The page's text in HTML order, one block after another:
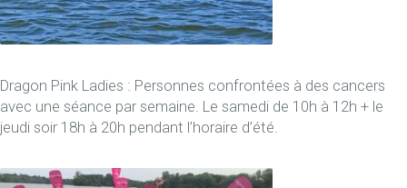
Dragon Pink Ladies : Personnes confrontées à des cancers
avec une séance par semaine. Le samedi de 10h à 12h + le
jeudi soir 18h à 20h pendant l’horaire d’été.